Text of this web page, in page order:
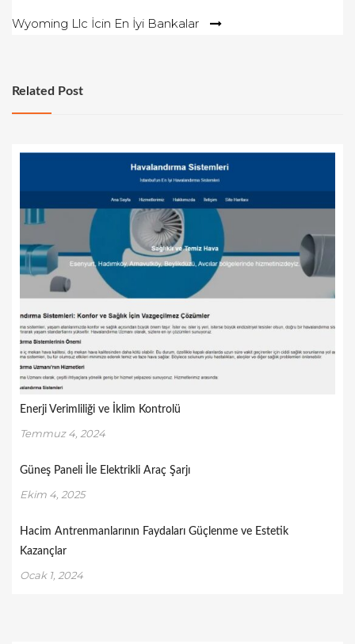
Wyoming Llc İcin En İyi Bankalar
Related Post
Enerji Verimliliği ve İklim Kontrolü
Temmuz 4, 2024
Güneş Paneli İle Elektrikli Araç Şarjı
Ekim 4, 2025
Hacim Antrenmanlarının Faydaları Güçlenme ve Estetik
Kazançlar
Ocak 1, 2024